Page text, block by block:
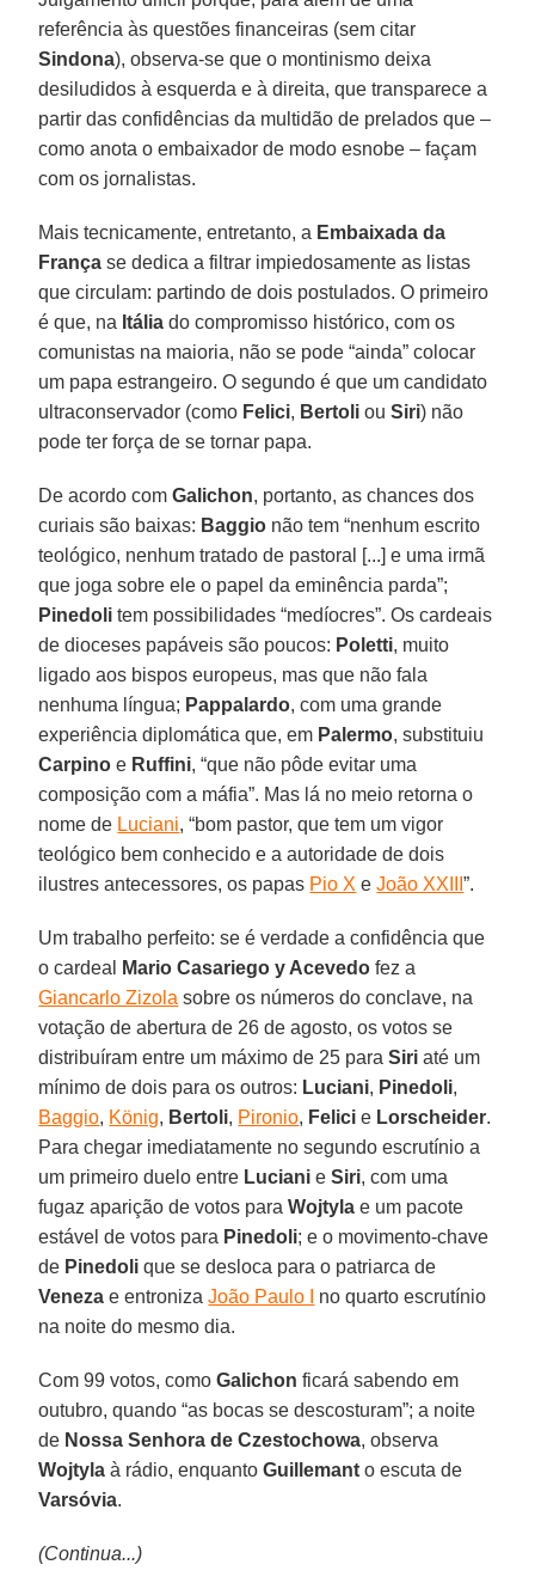
referência às questões financeiras (sem citar
Sindona), observa-se que o montinismo deixa
desiludidos à esquerda e à direita, que transparece a
partir das confidências da multidão de prelados que –
como anota o embaixador de modo esnobe – façam
com os jornalistas.
Mais tecnicamente, entretanto, a Embaixada da
França se dedica a filtrar impiedosamente as listas
que circulam: partindo de dois postulados. O primeiro
é que, na Itália do compromisso histórico, com os
comunistas na maioria, não se pode “ainda” colocar
um papa estrangeiro. O segundo é que um candidato
ultraconservador (como Felici, Bertoli ouSiri) não
pode ter força de se tornar papa.
De acordo comGalichon, portanto, as chances dos
curiais são baixas: Baggio não tem “nenhum escrito
teológico, nenhum tratado de pastoral [...] e uma irmã
que joga sobre ele o papel da eminência parda”;
Pinedoli tem possibilidades “medíocres”. Os cardeais
de dioceses papáveis são poucos: Poletti, muito
ligado aos bispos europeus, mas que não fala
nenhuma língua; Pappalardo, com uma grande
experiência diplomática que, em Palermo, substituiu
Carpino e Ruffini, “que não pôde evitar uma
composição com a máfia”. Mas lá no meio retorna o
nome de Luciani, “bom pastor, que tem um vigor
teológico bem conhecido e a autoridade de dois
ilustres antecessores, os papas Pio X eJoão XXIII”.
Um trabalho perfeito: se é verdade a confidência que
o cardeal
Mario Casariego y Acevedo fez a
Giancarlo Zizola sobre os números do conclave, na
votação de abertura de 26 de agosto, os votos se
distribuíram entre um máximo de 25 paraSiri até um
mínimo de dois para os outros: Luciani, Pinedoli,
Baggio, König, Bertoli, Pironio, Felici e Lorscheider.
Para chegar imediatamente no segundo escrutínio a
um primeiro duelo entre Luciani eSiri, com uma
fugaz aparição de votos paraWojtyla e um pacote
estável de votos para Pinedoli; e o movimento-chave
de Pinedoli que se desloca para o patriarca de
Veneza e entronizaJoão Paulo I
no quarto escrutínio
na noite do mesmo dia.
Com 99 votos, comoGalichon ficará sabendo em
outubro, quando “as bocas se descosturam”; a noite
de Nossa Senhora de Czestochowa, observa
Wojtyla à rádio, enquantoGuillemant o escuta de
Varsóvia.
(Continua...)